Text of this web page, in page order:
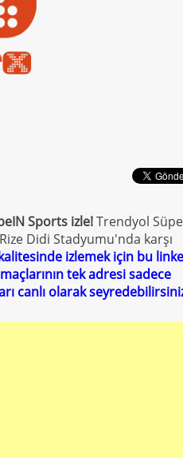
Sports izle!Trendyol
Didi Stadyumu'nda karşı
izlemek için bu linke
tek adresi sadece
canlı olarak